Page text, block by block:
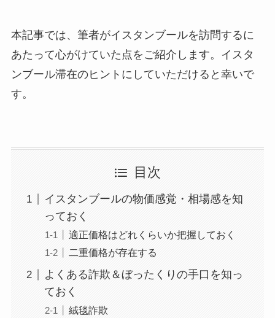
本記事では、筆者がイスタンブールを訪問するに
あたって心がけていた点をご紹介します。イスタ
ンブール滞在のヒントにしていただけると幸いで
す。
目次
イスタンブールの物価感覚・相場感を知
っておく
適正価格はどれくらいか把握しておく
二重価格が存在する
よくある詐欺＆ぼったくりの手口を知っ
ておく
絨毯詐欺